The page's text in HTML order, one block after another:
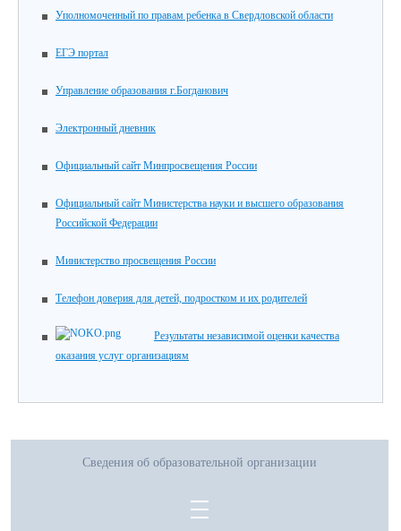
Уполномоченный по правам ребенка в Свердловской области
ЕГЭ портал
Управление образования г.Богданович
Электронный дневник
Официальный сайт Минпросвещения России
Официальный сайт Министерства науки и высшего образования
Российской Федерации
Министерство просвещения России
Телефон доверия для детей, подростком и их родителей
Результаты независимой оценки качества
оказания услуг организациям
Сведения об образовательной организации